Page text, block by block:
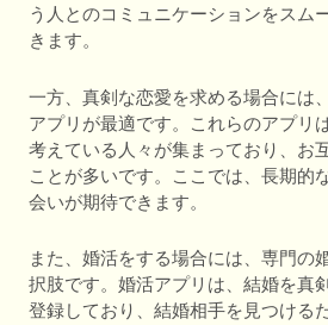
う人とのコミュニケーションをスム
きます。
一方、真剣な恋愛を求める場合には
アプリが最適です。これらのアプリ
考えている人々が集まっており、お
ことが多いです。ここでは、長期的
会いが期待できます。
また、婚活をする場合には、専門の
択肢です。婚活アプリは、結婚を真
登録しており、結婚相手を見つける